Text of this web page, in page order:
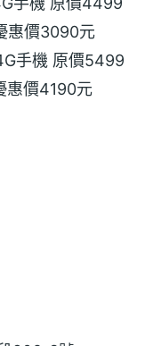
惠價3090元
手機 原價5499
惠價4190元